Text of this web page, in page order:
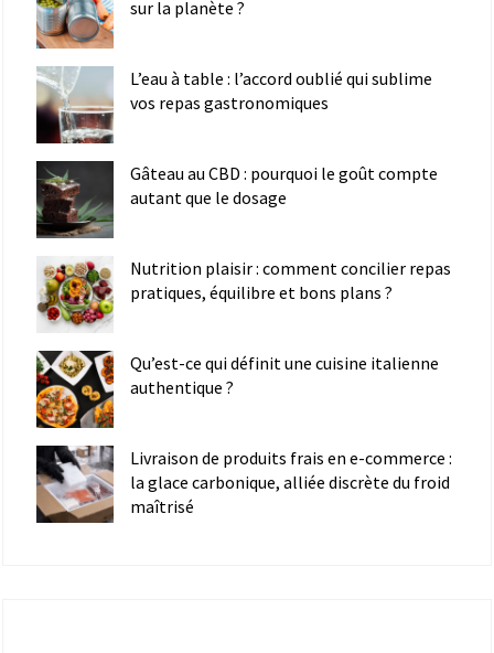
sur la planète ?
L’eau à table : l’accord oublié qui sublime
vos repas gastronomiques
Gâteau au CBD : pourquoi le goût compte
autant que le dosage
Nutrition plaisir : comment concilier repas
pratiques, équilibre et bons plans ?
Qu’est-ce qui définit une cuisine italienne
authentique ?
Livraison de produits frais en e-commerce :
la glace carbonique, alliée discrète du froid
maîtrisé